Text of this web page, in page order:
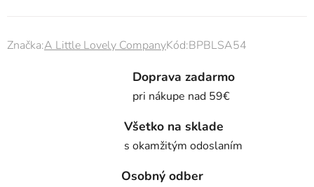
Značka:A Little Lovely CompanyKód:BPBLSA54
Doprava zadarmo
pri nákupe nad 59€
Všetko na sklade
s okamžitým odoslaním
Osobný odber